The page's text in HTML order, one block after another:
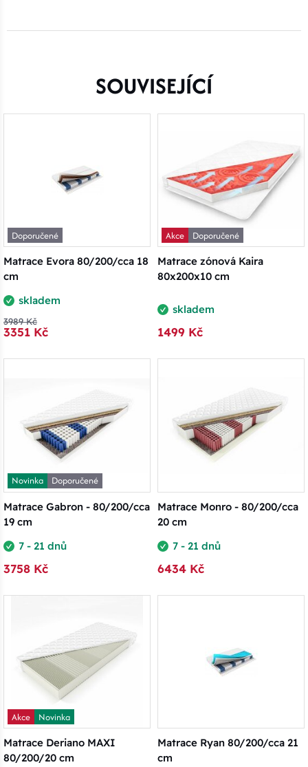
SOUVISEJÍCÍ
Doporučené
Matrace Evora 80/200/cca 18
cm
skladem
3989 Kč
3351 Kč
Akce
Doporučené
Matrace zónová Kaira
80x200x10 cm
skladem
1499 Kč
Novinka
Doporučené
Matrace Gabron - 80/200/cca
19 cm
7 - 21 dnů
3758 Kč
Matrace Monro - 80/200/cca
20 cm
7 - 21 dnů
6434 Kč
Akce
Novinka
Matrace Deriano MAXI
80/200/20 cm
Matrace Ryan 80/200/cca 21
cm